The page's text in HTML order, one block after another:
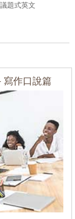
題式英文
寫作口說篇